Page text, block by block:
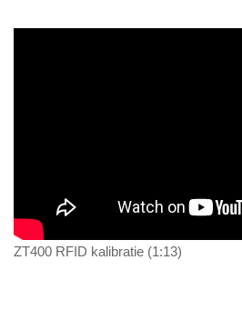
ZT400 RFID kalibratie (1:13)